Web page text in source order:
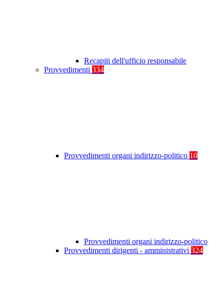
Recapiti dell'ufficio responsabile
Provvedimenti 334
Provvedimenti organi indirizzo-politico 10
Provvedimenti organi indirizzo-politico
Provvedimenti dirigenti - amministrativi 324